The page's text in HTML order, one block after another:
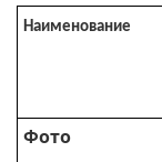
Наименование
Фото